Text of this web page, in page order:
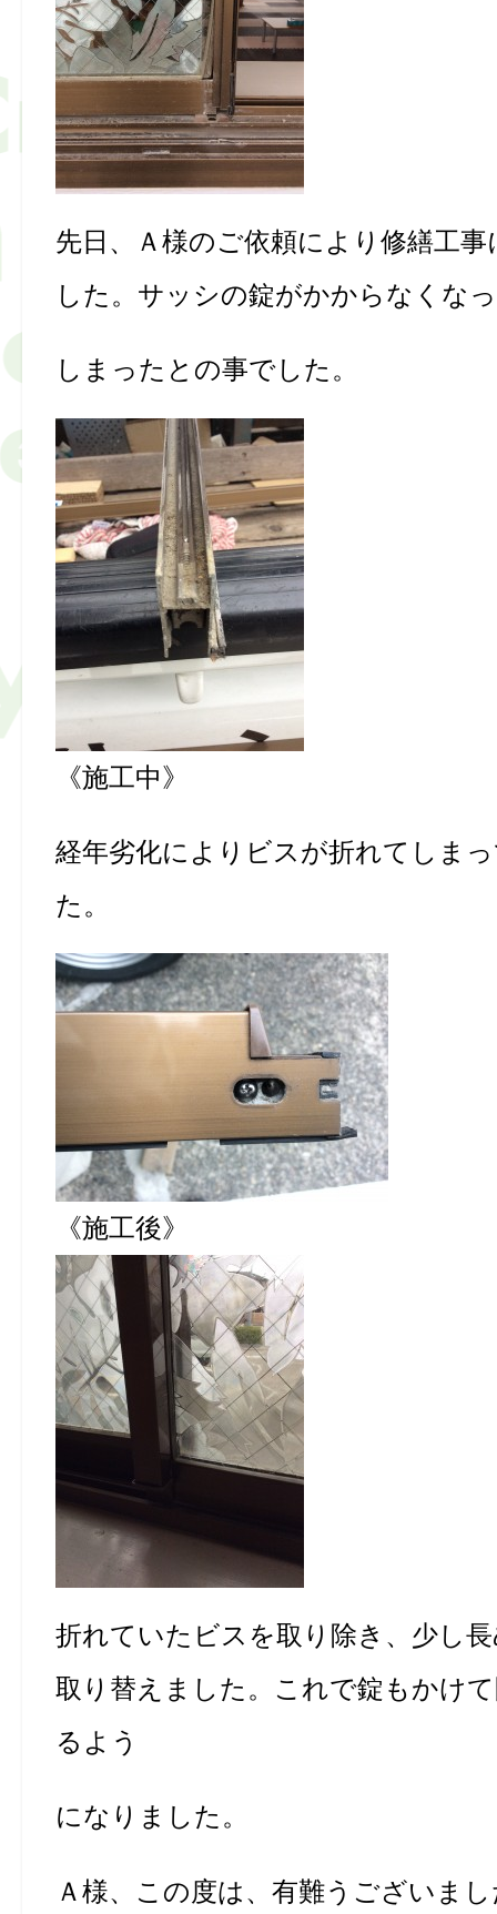
先日、Ａ様のご依頼により修繕工
した。サッシの錠がかからなくな
しまったとの事でした。
《施工中》
経年劣化によりビスが折れてしま
た。
《施工後》
折れていたビスを取り除き、少し
取り替えました。これで錠もかけ
るよう
になりました。
Ａ様、この度は、有難うございま